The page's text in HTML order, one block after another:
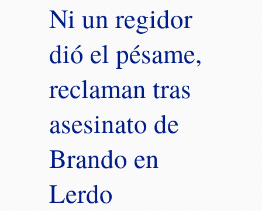
Ni un regidor
dió el pésame,
reclaman tras
asesinato de
Brando en
Lerdo